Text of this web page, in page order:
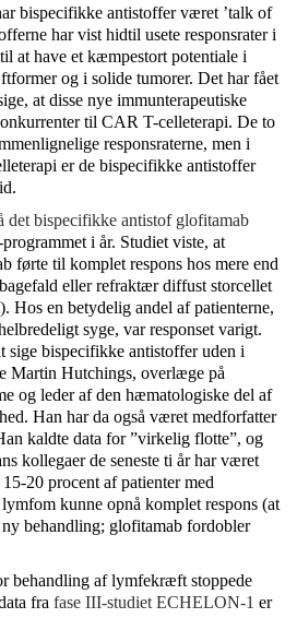
bispecifikke antistoffer været ’talk of
har vist hidtil usete responsrater i
at have et kæmpestort potentiale i
og i solide tumorer. Det har fået
at disse nye immunterapeutiske
til CAR T-celleterapi. De to
responsraterne, men i
er de bispecifikke antistoffer
det bispecifikke antistof glofitamab
i år. Studiet viste, at
førte til komplet respons hos mere end
eller refraktær diffust storcellet
en betydelig andel af patienterne,
syge, var responset varigt.
sige bispecifikke antistoffer uden i
Martin Hutchings, overlæge på
og leder af den hæmatologiske del af
Han har da også været medforfatter
kaldte data for ”virkelig flotte”, og
kollegaer de seneste ti år har været
20 procent af patienter med
kunne opnå komplet respons (at
behandling; glofitamab fordobler
behandling af lymfekræft stoppede
fra fase III-studiet ECHELON-1 er